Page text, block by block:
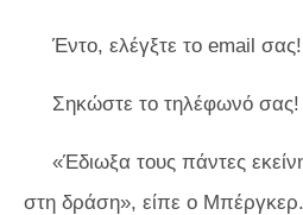
Έντο, ελέγξτε το email σας!
Σηκώστε το τηλέφωνό σας!
«Έδιωξα τους πάντες
στη δράση», είπε ο